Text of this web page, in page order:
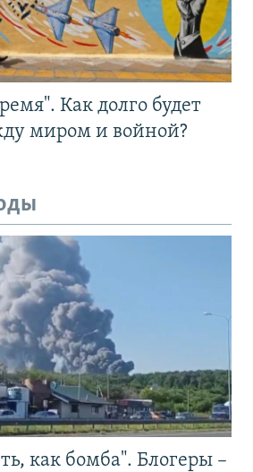
Как долго будет
миром и войной?
как бомба". Блогеры –